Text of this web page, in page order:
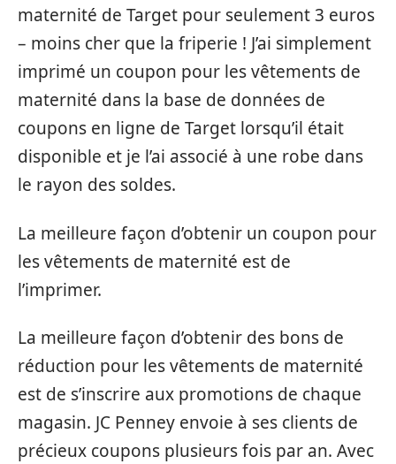
maternité de Target pour seulement 3 euros
– moins cher que la friperie ! J’ai simplement
imprimé un coupon pour les vêtements de
maternité dans la base de données de
coupons en ligne de Target lorsqu’il était
disponible et je l’ai associé à une robe dans
le rayon des soldes.
La meilleure façon d’obtenir un coupon pour
les vêtements de maternité est de
l’imprimer.
La meilleure façon d’obtenir des bons de
réduction pour les vêtements de maternité
est de s’inscrire aux promotions de chaque
magasin. JC Penney envoie à ses clients de
précieux coupons plusieurs fois par an. Avec